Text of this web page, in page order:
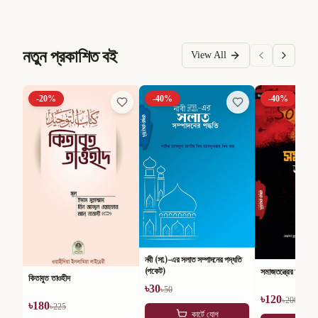
নতুন প্রকাশিত বই View All
-20%
কিতাবুত তাওহীদ
৳180৳225
-40%
নবী (সা.)-এর সলাত সম্পাদনের পদ্ধতি
(পকেট)
৳30৳50
কার্টে যোগ
-40%
সমাজতন্ত্রের অসারতা
৳120৳200